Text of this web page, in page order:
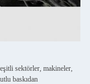
sektörler, makineler,
baskıdan